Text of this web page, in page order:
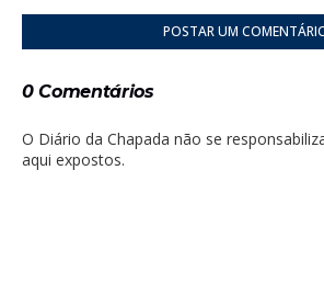
POSTAR UM
0 Comentários
O Diário da Chapada não se
aqui expostos.